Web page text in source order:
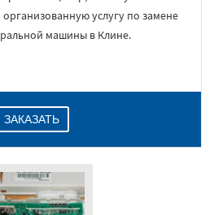
услугу по замене
машины в Клине.
ЗАКАЗАТЬ